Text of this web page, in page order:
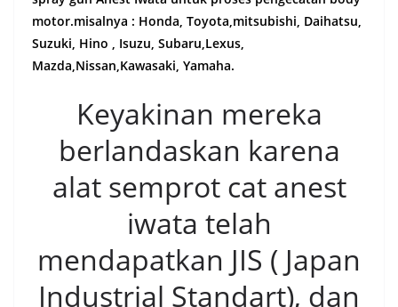
motor.misalnya : Honda, Toyota,mitsubishi, Daihatsu,
Suzuki, Hino , Isuzu, Subaru,Lexus,
Mazda,Nissan,Kawasaki, Yamaha.
Keyakinan mereka
berlandaskan karena
alat semprot cat anest
iwata telah
mendapatkan JIS ( Japan
Industrial Standart), dan